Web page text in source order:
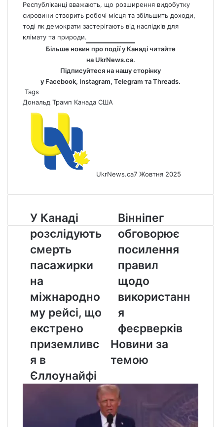
Республіканці вважають, що розширення видобутку
сировини створить робочі місця та збільшить доходи,
тоді як демократи застерігають від наслідків для
клімату та природи.
Більше новин про події у Канаді читайте
на UkrNews.ca.
Підписуйтеся на нашу сторінку
у Facebook, Instagram, Telegram таThreads.
Tags
Дональд Трамп Канада США
UkrNews.ca7 Жовтня 2025
У
Канаді
розслідують
смерть
пасажирки
на
рейсі,
що
приземлився
в
У Канаді
розслідують
смерть
пасажирки
на
міжнародно
му рейсі, що
екстрено
приземливс
я в
Єллоунайфі
Вінніпег
обговорює
посилення
правил
щодо
використання
Вінніпег
обговорює
посилення
правил
щодо
використанн
я
феєрверків
Новини за
темою